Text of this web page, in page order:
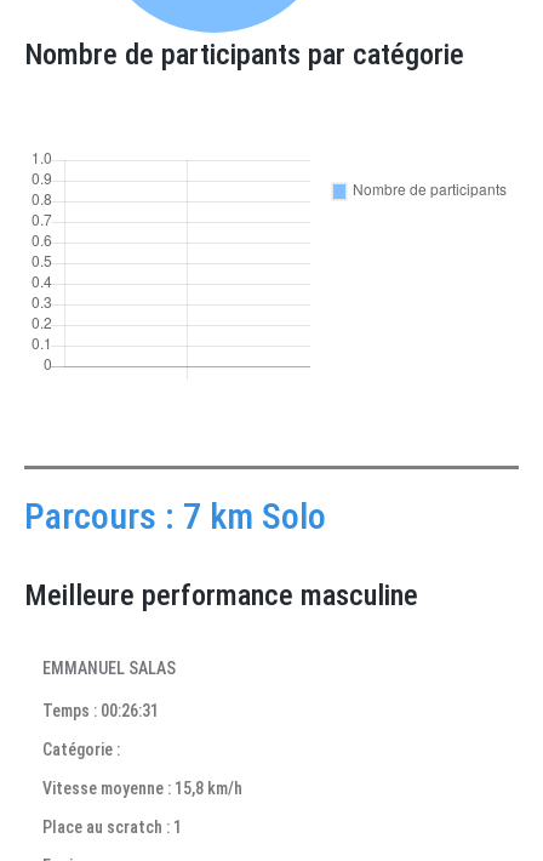
Nombre de participants par catégorie
Parcours : 7 km Solo
Meilleure performance masculine
EMMANUEL SALAS
Temps : 00:26:31
Catégorie :
Vitesse moyenne : 15,8 km/h
Place au scratch : 1